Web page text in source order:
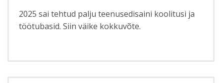
2025 sai tehtud palju teenusedisaini koolitusi ja
töötubasid. Siin väike kokkuvõte.